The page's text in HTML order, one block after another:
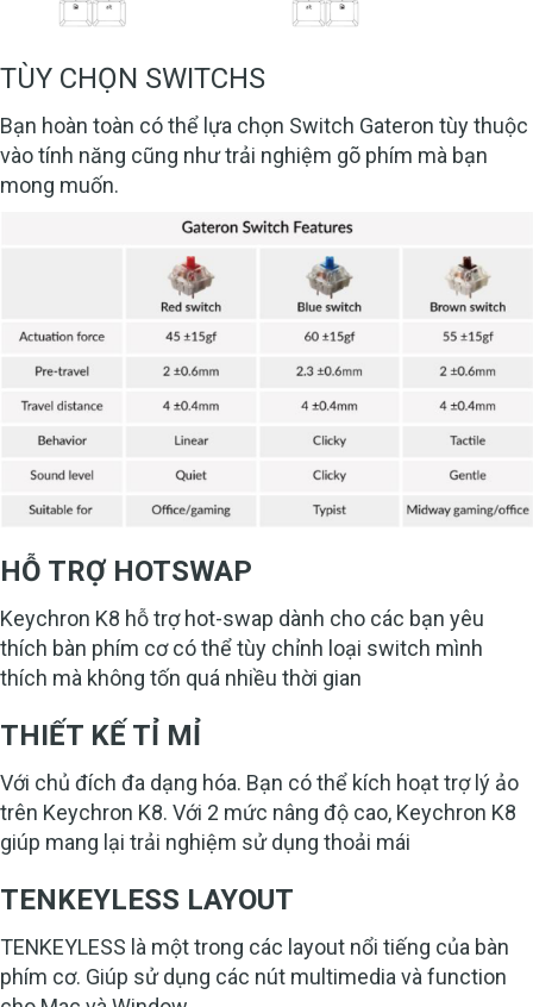
TÙY CHỌN SWITCHS
Bạn hoàn toàn có thể lựa chọn Switch Gateron tùy thuộc
vào tính năng cũng như trải nghiệm gõ phím mà bạn
mong muốn.
HỖ TRỢ HOTSWAP
Keychron K8 hỗ trợ hot-swap dành cho các bạn yêu
thích bàn phím cơ có thể tùy chỉnh loại switch mình
thích mà không tốn quá nhiều thời gian
THIẾT KẾ TỈ MỈ
Với chủ đích đa dạng hóa. Bạn có thể kích hoạt trợ lý ảo
trên Keychron K8. Với 2 mức nâng độ cao, Keychron K8
giúp mang lại trải nghiệm sử dụng thoải mái
TENKEYLESS LAYOUT
TENKEYLESS là một trong các layout nổi tiếng của bàn
phím cơ. Giúp sử dụng các nút multimedia và function